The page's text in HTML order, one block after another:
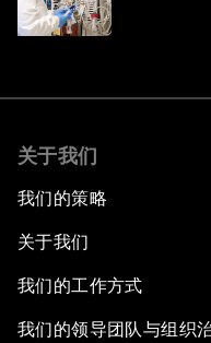
关于我们
我们的策略
关于我们
我们的工作方式
我们的领导团队与组织